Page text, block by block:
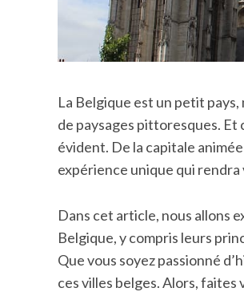
La Belgique est un petit
de paysages pittoresques. Et
évident. De la capitale
expérience unique qui
Dans cet article, nous allons
Belgique, y compris leurs
Que vous soyez passionné
ces villes belges. Alors, faites